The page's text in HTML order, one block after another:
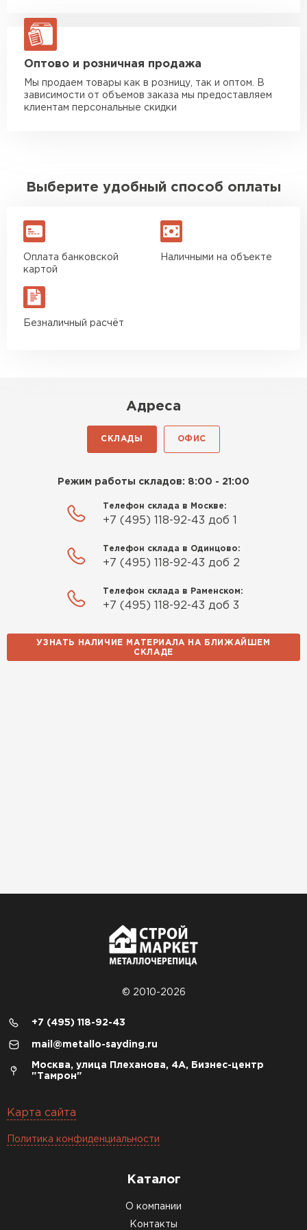
макс. длина груза 13,5 м
ЗАКАЗАТЬ С ДОСТАВКОЙ
Оптово и розничная продажа
Мы продаем товары как в розницу, так и оптом. В
зависимости от объемов заказа мы предоставляем
клиентам персональные скидки
Выберите удобный способ оплаты
Оплата банковской
картой
Наличными на объекте
Безналичный расчёт
Адреса
СКЛАДЫ ОФИС
Режим работы складов: 8:00 - 21:00
Телефон склада в Москве:
+7 (495) 118-92-43 доб 1
Телефон склада в Одинцово:
+7 (495) 118-92-43 доб 2
Телефон склада в Раменском:
+7 (495) 118-92-43 доб 3
УЗНАТЬ НАЛИЧИЕ МАТЕРИАЛА НА БЛИЖАЙШЕМ
СКЛАДЕ
© 2010-2026
+7 (495) 118-92-43
mail@metallo-sayding.ru
Москва, улица Плеханова, 4А, Бизнес-центр
"Тамрон"
Карта сайта
Политика конфиденциальности
Каталог
О компании
Контакты